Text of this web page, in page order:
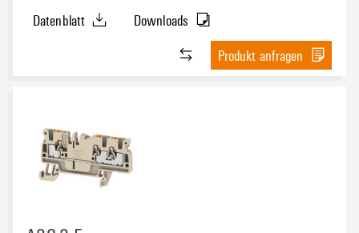
Datenblatt
Downloads
Produkt anfragen